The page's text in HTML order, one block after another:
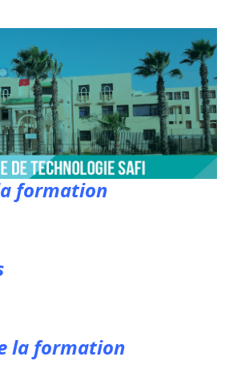
formation
la formation